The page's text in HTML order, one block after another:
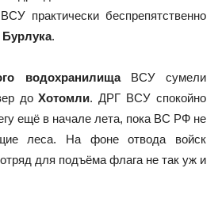
практически беспрепятственно
.
водохранилищаВСУ сумели
доХотомли. ДРГ ВСУ спокойно
ещё в начале лета, пока ВС РФ не
леса. На фоне отвода войск
для подъёма флага не так уж и